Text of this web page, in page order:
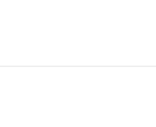
. 2. 그리드는 가정에서 끊임없이 변
수요를 관리할 수 없습니다. 예를 들
다. 이제 그리드가 없으면 태양 에